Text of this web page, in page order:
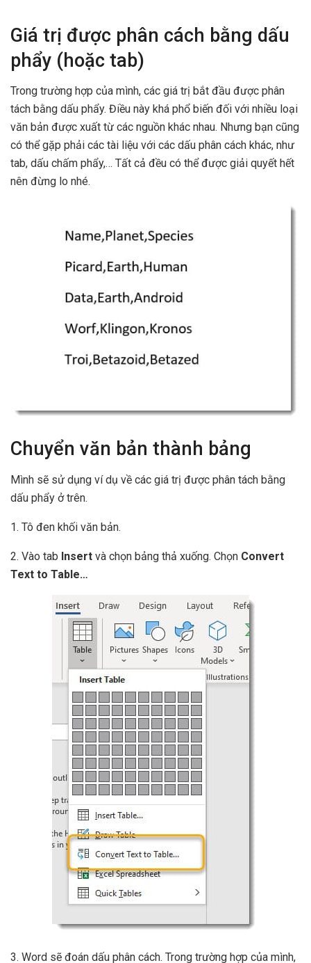
Giá trị được phân cách bằng dấu
phẩy (hoặc tab)
Trong trường hợp của mình, các giá trị bắt đầu được phân
tách bằng dấu phẩy. Điều này khá phổ biến đối với nhiều loại
văn bản được xuất từ ​​các nguồn khác nhau. Nhưng bạn cũng
có thể gặp phải các tài liệu với các dấu phân cách khác, như
tab, dấu chấm phẩy,… Tất cả đều có thể được giải quyết hết
nên đừng lo nhé.
Chuyển văn bản thành bảng
Mình sẽ sử dụng ví dụ về các giá trị được phân tách bằng
dấu phẩy ở trên.
1. Tô đen khối văn bản.
2. Vào tab Insert và chọn bảng thả xuống. Chọn Convert
Text to Table…
3. Word sẽ đoán dấu phân cách. Trong trường hợp của mình,